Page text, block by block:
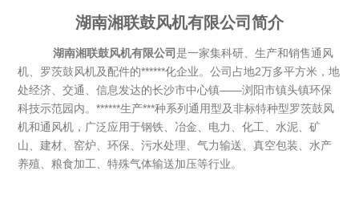
湖南湘联鼓风机有限公司简介
湖南湘联鼓风机有限公司 是一家集科研、生产和销售通风
机、罗茨鼓风机及配件的******化企业。公司占地2万多平方米，地
处经济、交通、信息发达的长沙市中心镇——浏阳市镇头镇环保
科技示范园内。******生产***种系列通用型及非标特种型罗茨鼓风
机和通风机，广泛应用于钢铁、冶金、电力、化工、水泥、矿
山、建材、窑炉、环保、污水处理、气力输送、真空包装、水产
养殖、粮食加工、特殊气体输送加压等行业。